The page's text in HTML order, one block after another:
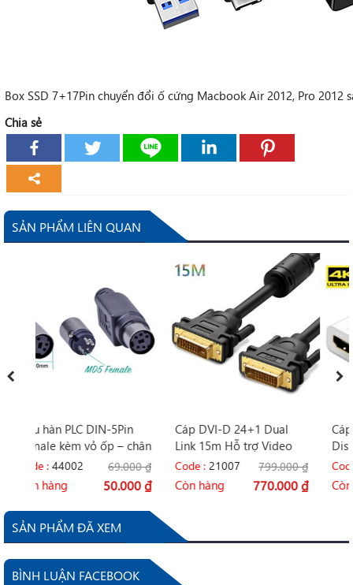
Box SSD 7+17Pin chuyển đổi ố cứng Macbook Air 2012, Pro 2012
Chia sẻ
SẢN PHẨM LIÊN QUAN
DIN-5Pin
vỏ ốp – chân
69.000₫
50.000
Cáp DVI-D 24+1 Dual
Link 15m Hỗ trợ Video
Full HD Ugreen 11603
799.000₫
770.000
Code :21007
Còn hàng
Cáp chuyển Mini
Displayport ra
Ugreen 40361 hỗ
Code :31008
Còn hàng
SẢN PHẨM ĐÃ XEM
BÌNH LUẬN FACEBOOK